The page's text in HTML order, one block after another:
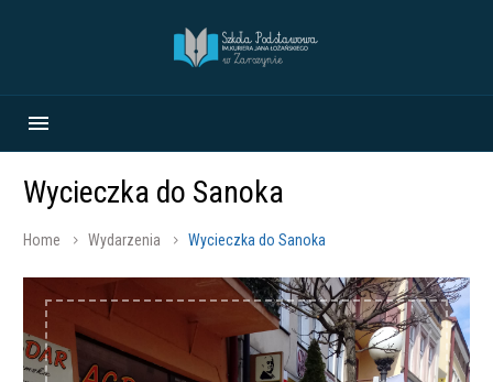
Wycieczka do Sanoka
Home Wydarzenia Wycieczka do Sanoka